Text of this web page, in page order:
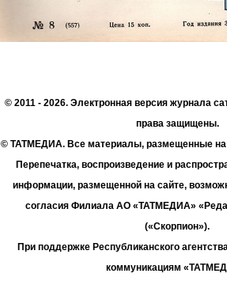
© 2011 - 2026. Электронная версия журнала
права защищены.
© ТАТМЕДИА. Все материалы, размещенные на
Перепечатка, воспроизведение и
информации, размещенной на сайте,
согласия Филиала АО «ТАТМЕДИА»
(«Скорпион»).
При поддержке Республиканского
коммуникациям